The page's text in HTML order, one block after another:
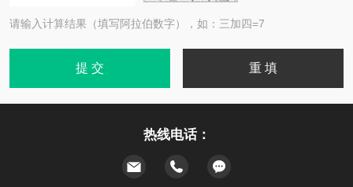
请输入计算结果（填写阿拉伯数字），如：三加四=7
热线电话：